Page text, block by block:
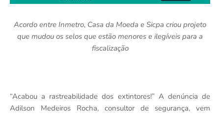
Acordo entre Inmetro, Casa da Moeda e Sicpa criou projeto
que mudou os selos que estão menores e ilegíveis para a
fiscalização
“Acabou a rastreabilidade dos extintores!” A denúncia de
Adilson Medeiros Rocha, consultor de segurança, vem